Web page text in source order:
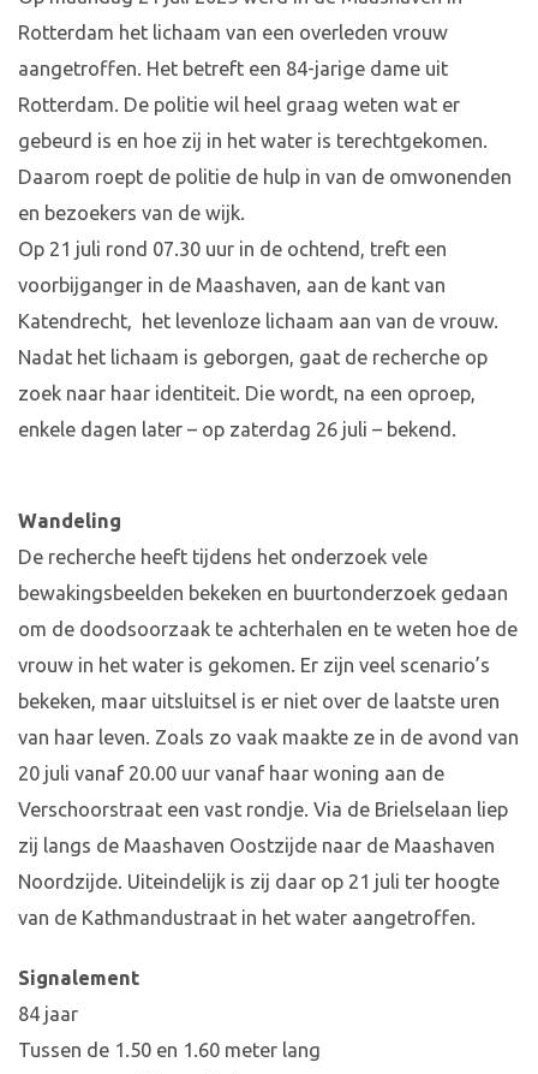
Rotterdam het lichaam van een overleden vrouw
aangetroffen. Het betreft een 84-jarige dame uit
Rotterdam. De politie wil heel graag weten wat er
gebeurd is en hoe zij in het water is terechtgekomen.
Daarom roept de politie de hulp in van de omwonenden
en bezoekers van de wijk.
Op 21 juli rond 07.30 uur in de ochtend, treft een
voorbijganger in de Maashaven, aan de kant van
Katendrecht, het levenloze lichaam aan van de vrouw.
Nadat het lichaam is geborgen, gaat de recherche op
zoek naar haar identiteit. Die wordt, na een oproep,
enkele dagen later – op zaterdag 26 juli – bekend.
Wandeling
De recherche heeft tijdens het onderzoek vele
bewakingsbeelden bekeken en buurtonderzoek gedaan
om de doodsoorzaak te achterhalen en te weten hoe de
vrouw in het water is gekomen. Er zijn veel scenario’s
bekeken, maar uitsluitsel is er niet over de laatste uren
van haar leven. Zoals zo vaak maakte ze in de avond van
20 juli vanaf 20.00 uur vanaf haar woning aan de
Verschoorstraat een vast rondje. Via de Brielselaan liep
zij langs de Maashaven Oostzijde naar de Maashaven
Noordzijde. Uiteindelijk is zij daar op 21 juli ter hoogte
van de Kathmandustraat in het water aangetroffen.
Signalement
84 jaar
Tussen de 1.50 en 1.60 meter lang